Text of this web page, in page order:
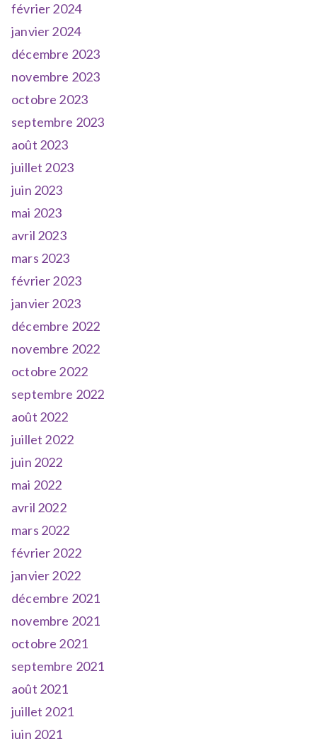
février 2024
janvier 2024
décembre 2023
novembre 2023
octobre 2023
septembre 2023
août 2023
juillet 2023
juin 2023
mai 2023
avril 2023
mars 2023
février 2023
janvier 2023
décembre 2022
novembre 2022
octobre 2022
septembre 2022
août 2022
juillet 2022
juin 2022
mai 2022
avril 2022
mars 2022
février 2022
janvier 2022
décembre 2021
novembre 2021
octobre 2021
septembre 2021
août 2021
juillet 2021
juin 2021